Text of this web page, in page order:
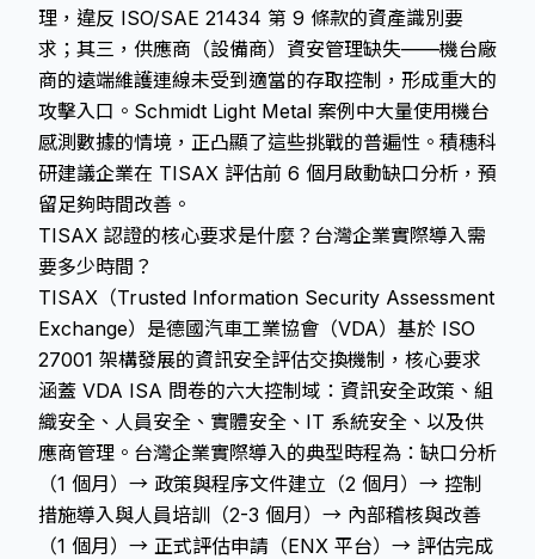
理，違反 ISO/SAE 21434 第 9 條款的資產識別要
求；其三，供應商（設備商）資安管理缺失——機台廠
商的遠端維護連線未受到適當的存取控制，形成重大的
攻擊入口。Schmidt Light Metal 案例中大量使用機台
感測數據的情境，正凸顯了這些挑戰的普遍性。積穗科
研建議企業在 TISAX 評估前 6 個月啟動缺口分析，預
留足夠時間改善。
TISAX 認證的核心要求是什麼？台灣企業實際導入需
要多少時間？
TISAX（Trusted Information Security Assessment
Exchange）是德國汽車工業協會（VDA）基於 ISO
27001 架構發展的資訊安全評估交換機制，核心要求
涵蓋 VDA ISA 問卷的六大控制域：資訊安全政策、組
織安全、人員安全、實體安全、IT 系統安全、以及供
應商管理。台灣企業實際導入的典型時程為：缺口分析
（1 個月）→ 政策與程序文件建立（2 個月）→ 控制
措施導入與人員培訓（2-3 個月）→ 內部稽核與改善
（1 個月）→ 正式評估申請（ENX 平台）→ 評估完成